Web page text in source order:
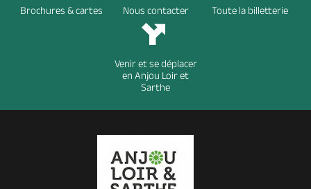
Brochures & cartes Nous contacter Toute la billetterie
Venir et se déplacer
en Anjou Loir et
Sarthe